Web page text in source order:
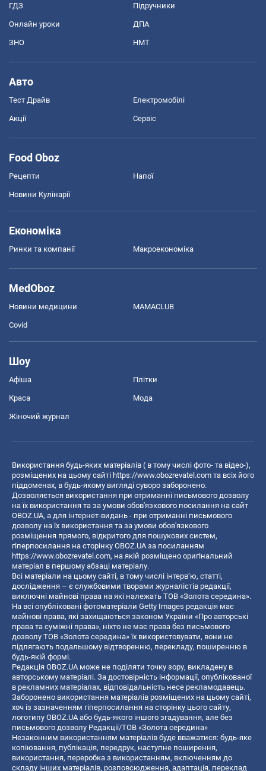
ГДЗ Підручники
Онлайн уроки ДПА
ЗНО НМТ
Авто
Тест Драйв Електромобілі
Акції Сервіс
Food Oboz
Рецепти Напої
Новини Кулінарії
Економіка
Ринки та компанії Макроекономіка
MedOboz
Новини медицини MAMACLUB
Covid
Шоу
Афіша Плітки
Краса Мода
Жіночий журнал
Використання будь-яких матеріалів ( в тому числі фото- та відео-),
розміщених на цьому сайті https://www.obozrevatel.com та всіх його
піддоменах, в будь-якому вигляді суворо заборонено.
Дозволяється використання при отриманні письмового дозволу
на їх використання та за умови обов'язкового посилання на сайт
OBOZ.UA, а для інтернет-видань - при отриманні письмового
дозволу на їх використання та за умови обов'язкового
розміщення прямого, відкритого для пошукових систем,
гіперпосилання на сторінку OBOZ.UA за посиланням
https://www.obozrevatel.com, на якій розміщено оригінальний
матеріал в першому абзаці матеріалу.
Всі матеріали на цьому сайті, в тому числі інтерв’ю, статті,
дослідження – є службовими творами журналістів редакції,
виключні майнові права на які належать ТОВ «Золота середина».
На всі опубліковані фотоматеріали Getty Images редакція має
майнові права, які захищаються законом України «Про авторські
права та суміжні права», ніхто не має права без письмового
дозволу ТОВ «Золота середина» їх використовувати, вони не
підлягають подальшому відтворенню, перекладу, поширенню в
будь-якій формі.
Редакція OBOZ.UA може не поділяти точку зору, викладену в
авторському матеріалі. За достовірність інформації, опублікованої
в рекламних матеріалах, відповідальність несе рекламодавець.
Заборонено використання матеріалів розміщених на цьому сайті,
хоч із зазначенням гіперпосилання на сторінку цього сайту,
логотипу OBOZ.UA або будь-якого іншого згадування, але без
письмового дозволу Редакції/ТОВ «Золота середина»
Незаконним використанням матеріалів буде вважатися: будь-яке
копiювання, публiкацiя, передрук, наступне поширення,
використання, переробка з використанням, включенням до
складу інших матеріалів, розповсюдження, адаптація, переклад